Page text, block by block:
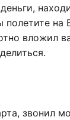
деньги,
вложил
звонил